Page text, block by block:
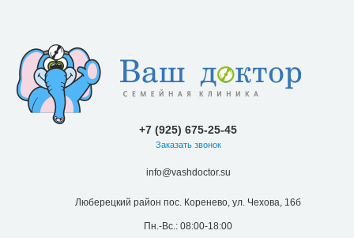
+7 (925) 675-25-45
Заказать звонок
info@vashdoctor.su
Люберецкий район пос. Коренево, ул. Чехова, 16б
Пн.-Вс.: 08:00-18:00